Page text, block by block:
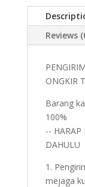
Reviews
ONGKIR
Barang
100%
-- HARAP
DAHULU
1.
mejaga